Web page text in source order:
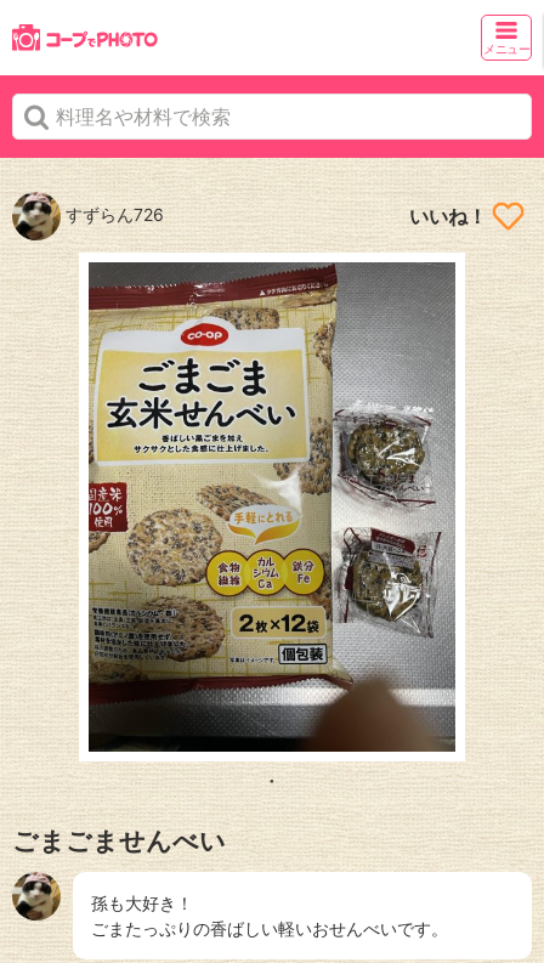
メニュー
すずらん726 いいね！
ごまごませんべい
孫も大好き！
ごまたっぷりの香ばしい軽いおせんべいです。